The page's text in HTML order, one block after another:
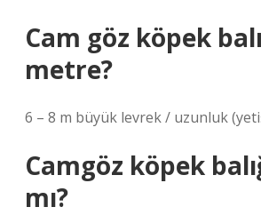
Cam göz köpek
metre?
6 – 8 m büyük levrek / uzunluk
Camgöz köpek
mı?